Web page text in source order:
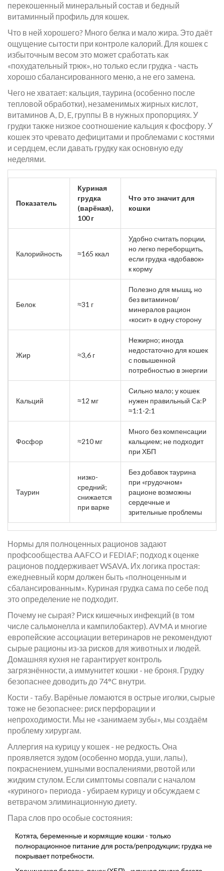
перекошенный минеральный состав и бедный
витаминный профиль для кошек.
Что в ней хорошего? Много белка и мало жира. Это даёт
ощущение сытости при контроле калорий. Для кошек с
избыточным весом это может сработать как
«похудательный трюк», но только если грудка - часть
хорошо сбалансированного меню, а не его замена.
Чего не хватает: кальция, таурина (особенно после
тепловой обработки), незаменимых жирных кислот,
витаминов A, D, E, группы B в нужных пропорциях. У
грудки также низкое соотношение кальция к фосфору. У
кошек это чревато дефицитами и проблемами с костями
и сердцем, если давать грудку как основную еду
неделями.
Показатель
Куриная
грудка
(варёная),
100 г
Что это значит для
кошки
Калорийность ≈165 ккал
Удобно считать порции,
но легко переборщить,
если грудка «вдобавок»
к корму
Белок ≈31 г
Полезно для мышц, но
без витаминов/
минералов рацион
«косит» в одну сторону
Жир ≈3,6 г
Нежирно; иногда
недостаточно для кошек
с повышенной
потребностью в энергии
Кальций ≈12 мг
Сильно мало; у кошек
нужен правильный Ca:P
≈1:1-2:1
Фосфор ≈210 мг
Много без компенсации
кальцием; не подходит
при ХБП
Таурин
низко-
средний;
снижается
при варке
Без добавок таурина
при «грудочном»
рационе возможны
сердечные и
зрительные проблемы
Нормы для полноценных рационов задают
профсообщества AAFCO и FEDIAF; подход к оценке
рационов поддерживает WSAVA. Их логика простая:
ежедневный корм должен быть «полноценным и
сбалансированным». Куриная грудка сама по себе под
это определение не подходит.
Почему не сырая? Риск кишечных инфекций (в том
числе сальмонелла и кампилобактер). AVMA и многие
европейские ассоциации ветеринаров не рекомендуют
сырые рационы из‑за рисков для животных и людей.
Домашняя кухня не гарантирует контроль
загрязнённости, а иммунитет кошки - не броня. Грудку
безопаснее доводить до 74°C внутри.
Кости - табу. Варёные ломаются в острые иголки, сырые
тоже не безопаснее: риск перфорации и
непроходимости. Мы не «занимаем зубы», мы создаём
проблему хирургам.
Аллергия на курицу у кошек - не редкость. Она
проявляется зудом (особенно морда, уши, лапы),
покраснением, ушными воспалениями, рвотой или
жидким стулом. Если симптомы совпали с началом
«куриного» периода - убираем курицу и обсуждаем с
ветврачом элиминационную диету.
Пара слов про особые состояния:
Котята, беременные и кормящие кошки - только
полнорационное питание для роста/репродукции; грудка не
покрывает потребности.